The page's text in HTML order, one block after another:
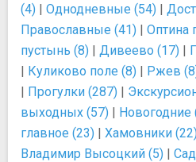
(4) | Однодневные (54) |
Православные (41) | Оптина
пустынь (8) | Дивеево (17) |
| Куликово поле (8) | Ржев
| Прогулки (287) |
выходных (57) | Новогодние
главное (23) | Хамовники
Владимир Высоцкий (5) |